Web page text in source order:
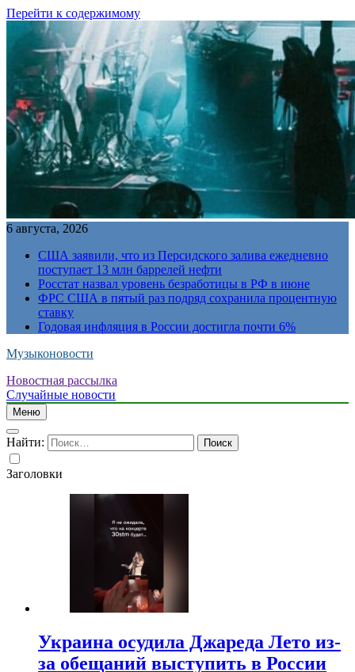
Перейти к содержимому
6 августа, 2026
США заявили, что из Персидского залива ежедневно
поступает 13 млн баррелей нефти
Росстат назвал уровень безработицы в РФ в июне
ФРС США в пятый раз подряд сохранила процентную
ставку
Годовая инфляция в России достигла почти 6%
Музыконовости
Новостная рассылка
Случайные новости
Меню
Найти:
Заголовки
Украина осудила Джареда Лето из-
за обещаний выступить в России